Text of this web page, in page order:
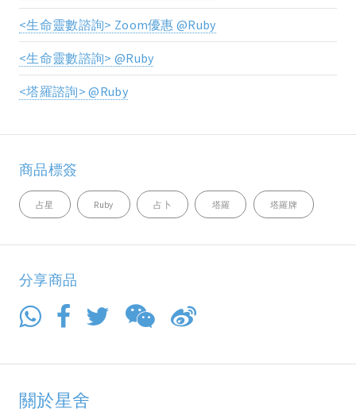
<生命靈數諮詢> Zoom優惠 @Ruby
<生命靈數諮詢> @Ruby
<塔羅諮詢> @Ruby
商品標簽
占星 Ruby 占卜 塔羅 塔羅牌
分享商品
關於星舍